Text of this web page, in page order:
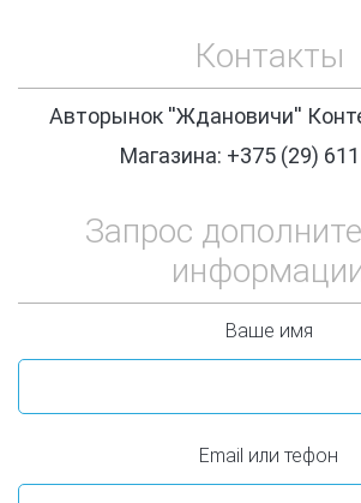
Контакты
Авторынок ''Ждановичи''
Магазина: +375 (29)
Запрос
Ваше имя
Email или тефон